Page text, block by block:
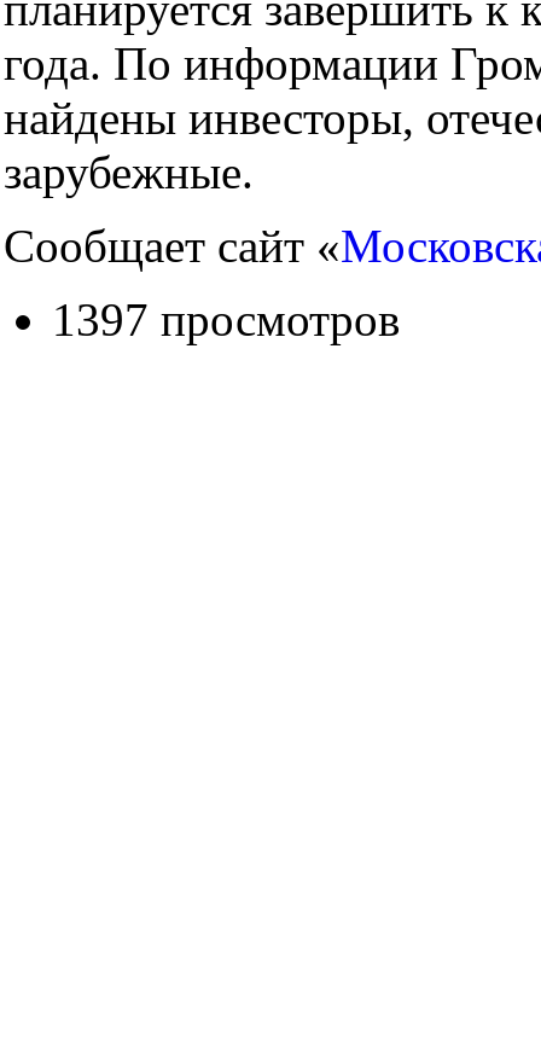
года. По информации
найдены инвесторы,
зарубежные.
Сообщает сайт «
1397 просмотров